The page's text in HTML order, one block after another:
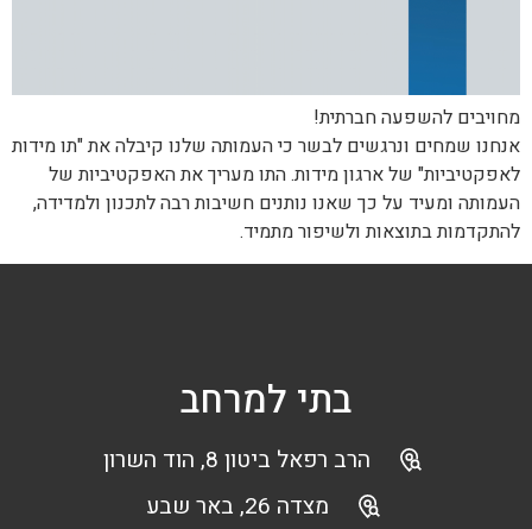
מחויבים להשפעה חברתית!
אנחנו שמחים ונרגשים לבשר כי העמותה שלנו קיבלה את "תו מידות
לאפקטיביות" של ארגון מידות. התו מעריך את האפקטיביות של
העמותה ומעיד על כך שאנו נותנים חשיבות רבה לתכנון ולמדידה,
להתקדמות בתוצאות ולשיפור מתמיד.
בתי למרחב
הרב רפאל ביטון 8, הוד השרון
מצדה 26, באר שבע